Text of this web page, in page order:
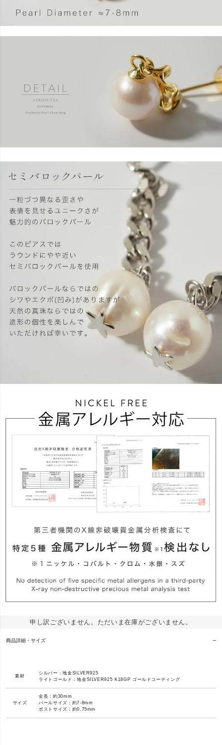
申し訳ございません。ただいま在庫がございません。
商品詳細・サイズ
素材
シルバー：地金SILVER925
ライトゴールド：地金SILVER925 K18GP ゴールドコーティング
サイズ
全長：約30mm
パールサイズ：約7-8mm
ポストサイズ：約0.75mm